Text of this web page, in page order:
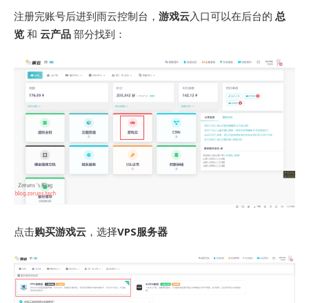
注册完账号后进到雨云控制台， 游戏云入口可以在后台的 总
览 和 云产品 部分找到：
点击购买游戏云 ，选择VPS服务器